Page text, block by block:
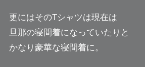
更にはそのTシャツは現在は
旦那の寝間着になっていたりと
かなり豪華な寝間着に。